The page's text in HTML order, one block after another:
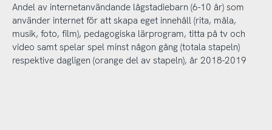
Andel av internetanvändande lågstadiebarn (6-10 år) som
använder internet för att skapa eget innehåll (rita, måla,
musik, foto, film), pedagogiska lärprogram, titta på tv och
video samt spelar spel minst någon gång (totala stapeln)
respektive dagligen (orange del av stapeln), år 2018-2019